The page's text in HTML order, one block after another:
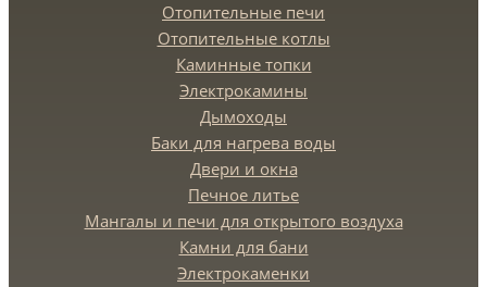
Отопительные печи
Отопительные котлы
Каминные топки
Электрокамины
Дымоходы
Баки для нагрева воды
Двери и окна
Печное литье
Мангалы и печи для открытого воздуха
Камни для бани
Электрокаменки